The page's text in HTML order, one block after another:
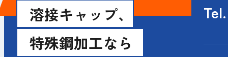
Tel.
特殊鋼加工なら
溶接キャップ、